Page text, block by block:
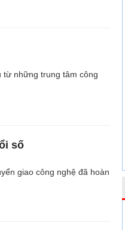
từ những trung tâm công
số
giao công nghệ đã hoàn